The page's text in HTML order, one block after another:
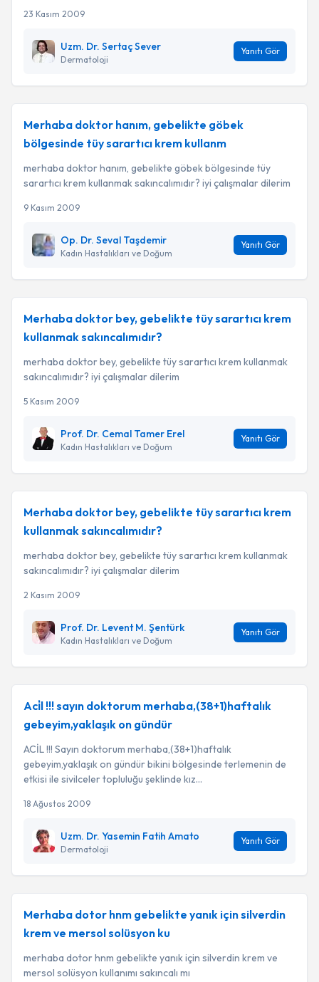
23 Kasım 2009
Uzm. Dr. Sertaç Sever
Dermatoloji
Yanıtı Gör
Merhaba doktor hanım, gebelikte göbek
bölgesinde tüy sarartıcı krem kullanm
merhaba doktor hanım, gebelikte göbek bölgesinde tüy
sarartıcı krem kullanmak sakıncalımıdır? iyi çalışmalar dilerim
9 Kasım 2009
Op. Dr. Seval Taşdemir
Kadın Hastalıkları ve Doğum
Yanıtı Gör
Merhaba doktor bey, gebelikte tüy sarartıcı krem
kullanmak sakıncalımıdır?
merhaba doktor bey, gebelikte tüy sarartıcı krem kullanmak
sakıncalımıdır? iyi çalışmalar dilerim
5 Kasım 2009
Prof. Dr. Cemal Tamer Erel
Kadın Hastalıkları ve Doğum
Yanıtı Gör
Merhaba doktor bey, gebelikte tüy sarartıcı krem
kullanmak sakıncalımıdır?
merhaba doktor bey, gebelikte tüy sarartıcı krem kullanmak
sakıncalımıdır? iyi çalışmalar dilerim
2 Kasım 2009
Prof. Dr. Levent M. Şentürk
Kadın Hastalıkları ve Doğum
Yanıtı Gör
Aci̇l !!! sayın doktorum merhaba,(38+1)haftalık
gebeyim,yaklaşık on gündür
ACİL !!! Sayın doktorum merhaba,(38+1)haftalık
gebeyim,yaklaşık on gündür bikini bölgesinde terlemenin de
etkisi ile sivilceler topluluğu şeklinde kız...
18 Ağustos 2009
Uzm. Dr. Yasemin Fatih Amato
Dermatoloji
Yanıtı Gör
Merhaba dotor hnm gebelikte yanık için silverdin
krem ve mersol solüsyon ku
merhaba dotor hnm gebelikte yanık için silverdin krem ve
mersol solüsyon kullanımı sakıncalı mı